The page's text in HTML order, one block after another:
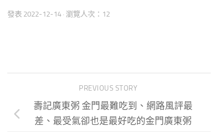
發表 2022-12-14 · 瀏覽人次：12
PREVIOUS STORY
壽記廣東粥 金門最難吃到、網路風評最
差、最受氣卻也是最好吃的金門廣東粥